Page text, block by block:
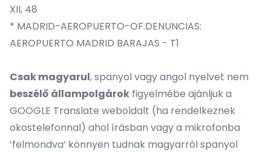
XII, 48
* MADRID-AEROPUERTO-OF.DENUNCIAS:
AEROPUERTO MADRID BARAJAS - T1
Csak magyarul, spanyol vagy angol nyelvet nem
beszélő állampolgárok figyelmébe ajánljuk a
GOOGLE Translate weboldalt (ha rendelkeznek
okostelefonnal) ahol írásban vagy a mikrofonba
’felmondva’ könnyen tudnak magyarról spanyol